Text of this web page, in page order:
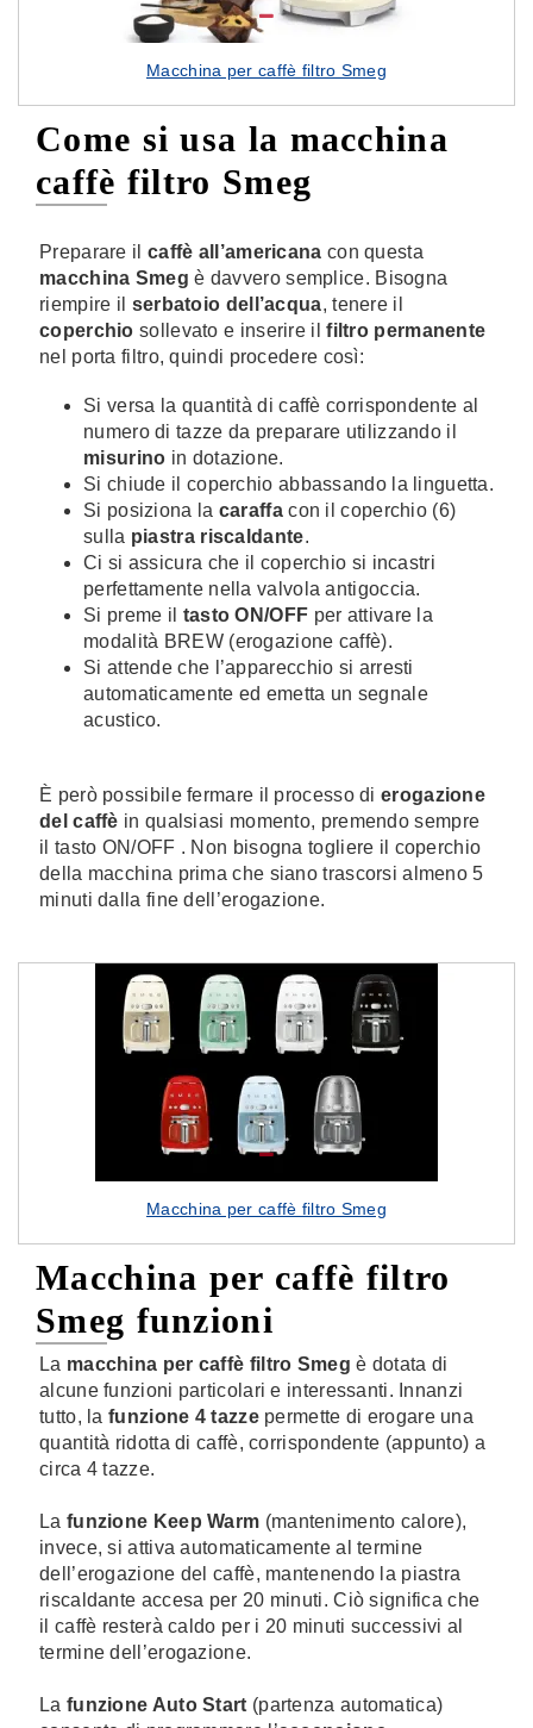
Macchina per caffè filtro Smeg
Come si usa la macchina
caffè filtro Smeg
Preparare il caffè all’americana con questa
macchina Smeg è davvero semplice. Bisogna
riempire il serbatoio dell’acqua, tenere il
coperchio sollevato e inserire ilfiltro permanente
nel porta filtro, quindi procedere così:
Si versa la quantità di caffè corrispondente al
numero di tazze da preparare utilizzando il
misurino in dotazione.
Si chiude il coperchio abbassando la linguetta.
Si posiziona la caraffacon il coperchio (6)
sulla piastra riscaldante.
Ci si assicura che il coperchio si incastri
perfettamente nella valvola antigoccia.
Si preme il tasto ON/OFF per attivare la
modalità BREW (erogazione caffè).
Si attende che l’apparecchio si arresti
automaticamente ed emetta un segnale
acustico.
È però possibile fermare il processo di erogazione
del caffè in qualsiasi momento, premendo sempre
il tasto ON/OFF . Non bisogna togliere il coperchio
della macchina prima che siano trascorsi almeno 5
minuti dalla fine dell’erogazione.
Macchina per caffè filtro Smeg
Macchina per caffè filtro
Smeg funzioni
La macchina per caffè filtro Smeg è dotata di
alcune funzioni particolari e interessanti. Innanzi
tutto, la funzione 4 tazzepermette di erogare una
quantità ridotta di caffè, corrispondente (appunto) a
circa 4 tazze.
La funzione Keep Warm (mantenimento calore),
invece, si attiva automaticamente al termine
dell’erogazione del caffè, mantenendo la piastra
riscaldante accesa per 20 minuti. Ciò significa che
il caffè resterà caldo per i 20 minuti successivi al
termine dell’erogazione.
La funzione Auto Start (partenza automatica)